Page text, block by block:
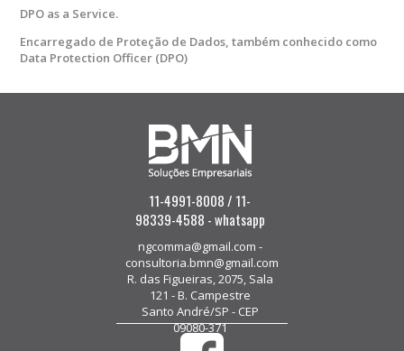
DPO as a Service.
Encarregado de Proteção de Dados, também conhecido como
Data Protection Officer (DPO)
11-4991-8008 / 11-
98339-4588 - whatsapp
ngcomma@gmail.com -
consultoria.bmn@gmail.com
R. das Figueiras, 2075, Sala
121 - B. Campestre
Santo André/SP - CEP
09080-371